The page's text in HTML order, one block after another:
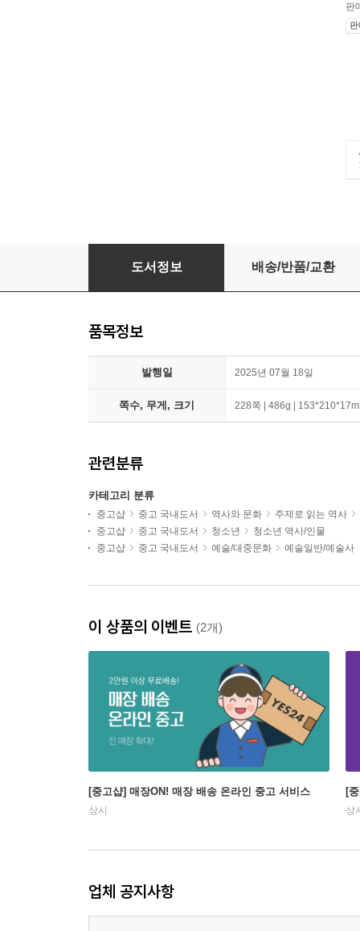
판
판
내 마음 하나 잊지 말자는 것이다
도서정보 배송/반품/교환
품목정보
발행일 2025년 07월 18일
쪽수, 무게, 크기 228쪽 | 486g |
관련분류
카테고리 분류
중고샵 중고 국내도서 역사와 문화
주제로 읽는 역사
중고샵
중고 국내도서 청소년
청소년 역사/인물
중고샵
중고 국내도서 예술/대중문화 예술일반/예술사
이 상품의 이벤트 (2개)
[중고샵] 매장ON! 매장 배송 온라인 중고 서비스
상시
[
상
업체 공지사항